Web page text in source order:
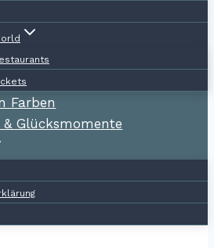
Farben
& Glücksmomente